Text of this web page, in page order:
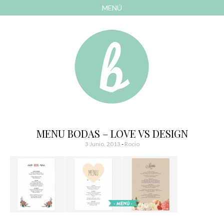
MENÚ
Bonitismos
MENU BODAS – LOVE VS DESIGN
3 Junio, 2013 - Rocio